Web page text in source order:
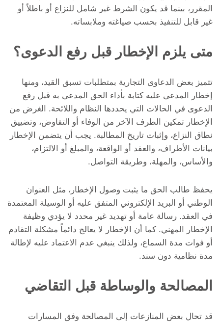
المقرر، بينما قد يكون الشرط غير شامل للنزاع أو باطلاً أو
غير قابل للتنفيذ بحسب صياغته وملابساته.
متى يلزم الإخطار قبل رفع الدعوى؟
تتميز بعض الدعاوى التجارية بمتطلبات تسبق القيد، ومنها
إخطار المدعى عليه كتابة بأداء الحق المدعى به قبل رفع
الدعوى في الحالات التي يحددها النظام واللائحة. الغرض من
الإخطار تمكين الطرف الآخر من الوفاء أو التفاوض، وتضييق
نطاق النزاع، وإثبات تاريخ المطالبة. يجب أن يتضمن الإخطار
بيانات الأطراف، والعقد أو الواقعة، والمبلغ أو الالتزام،
والأساس، والمهلة، وطريقة التواصل.
يحفظ طالب الحق ما يثبت وصول الإخطار، مثل العنوان
الوطني أو البريد الإلكتروني المتفق عليه أو الوسيلة المعتمدة
في العقد. رسالة عامة أو تهديد غير محدد لا يؤدي وظيفة
الإخطار المهني. كما أن الإخطار لا يعالج دائماً مشكلة التقادم
أو فوات مدة السماع، ولذلك ينبغي عدم الاعتماد عليه لإطالة
مدة نظامية دون سند.
المصالحة والوساطة قبل التقاضي
قد تحال بعض المنازعات إلى المصالحة وفق المسارات